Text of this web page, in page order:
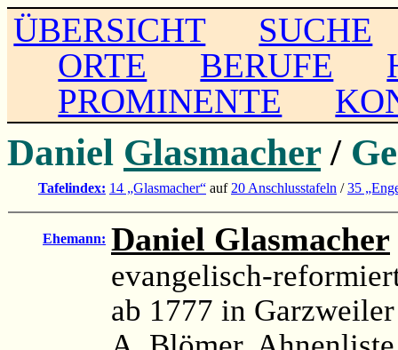
ÜBERSICHT
SUCHE
ORTE
BERUFE
PROMINENTE
Daniel Glasmacher /
Tafelindex: 14 „Glasmacher“ auf 20 Anschlusstafeln /35
Ehemann: Daniel Glasmacher
evangelisch-
ab 1777 in